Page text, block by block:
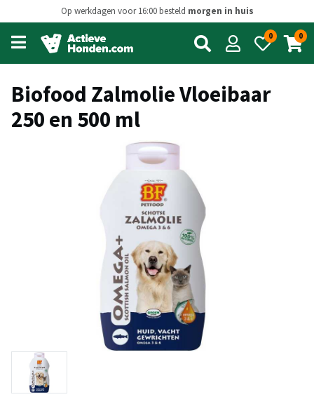
Op werkdagen voor 16:00 besteld morgen in huis
Open
main
menu
0 0
Biofood Zalmolie Vloeibaar
250 en 500 ml